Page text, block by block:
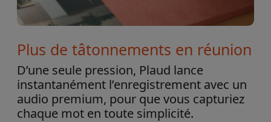
Plus de tâtonnements en réunion
D’une seule pression, Plaud lance
instantanément l’enregistrement avec un
audio premium, pour que vous capturiez
chaque mot en toute simplicité.